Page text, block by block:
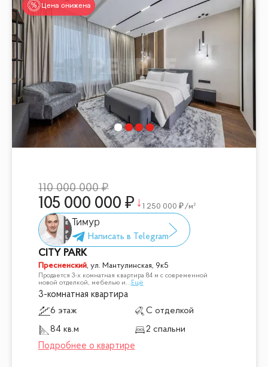
Цена снижена
110 000 000
105 000 000 1 250 000 /м²
Тимур
CITY PARK
Пресненский, ул. Мантулинская, 9к5
Продается 3-х комнатная квартира 84 м с современной
новой отделкой, мебелью и... Ещё
3-комнатная квартира
6 этаж
С отделкой
84 кв.м
2 спальни